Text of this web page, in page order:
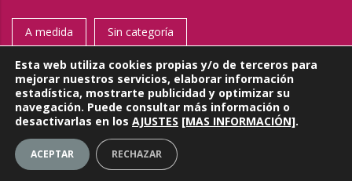
A medida Sin categoría
Copyright @ 2016 |Aviso legal
Esta web utiliza cookies propias y/o de terceros para
mejorar nuestros servicios, elaborar información
estadística, mostrarte publicidad y optimizar su
navegación. Puede consultar más información o
desactivarlas en los AJUSTES [MAS INFORMACIÓN].
ACEPTAR RECHAZAR